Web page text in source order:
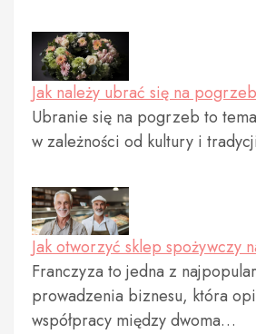
Jak należy ubrać się na
Ubranie się na pogrzeb to
w zależności od kultury i
Jak otworzyć sklep spożywczy
Franczyza to jedna z
prowadzenia biznesu, która
współpracy między dwoma…